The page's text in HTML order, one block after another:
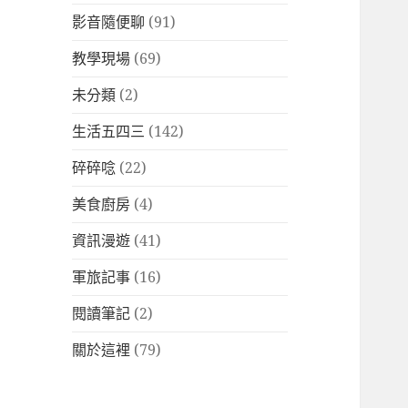
影音隨便聊 (91)
教學現場 (69)
未分類 (2)
生活五四三 (142)
碎碎唸 (22)
美食廚房 (4)
資訊漫遊 (41)
軍旅記事 (16)
閱讀筆記 (2)
關於這裡 (79)